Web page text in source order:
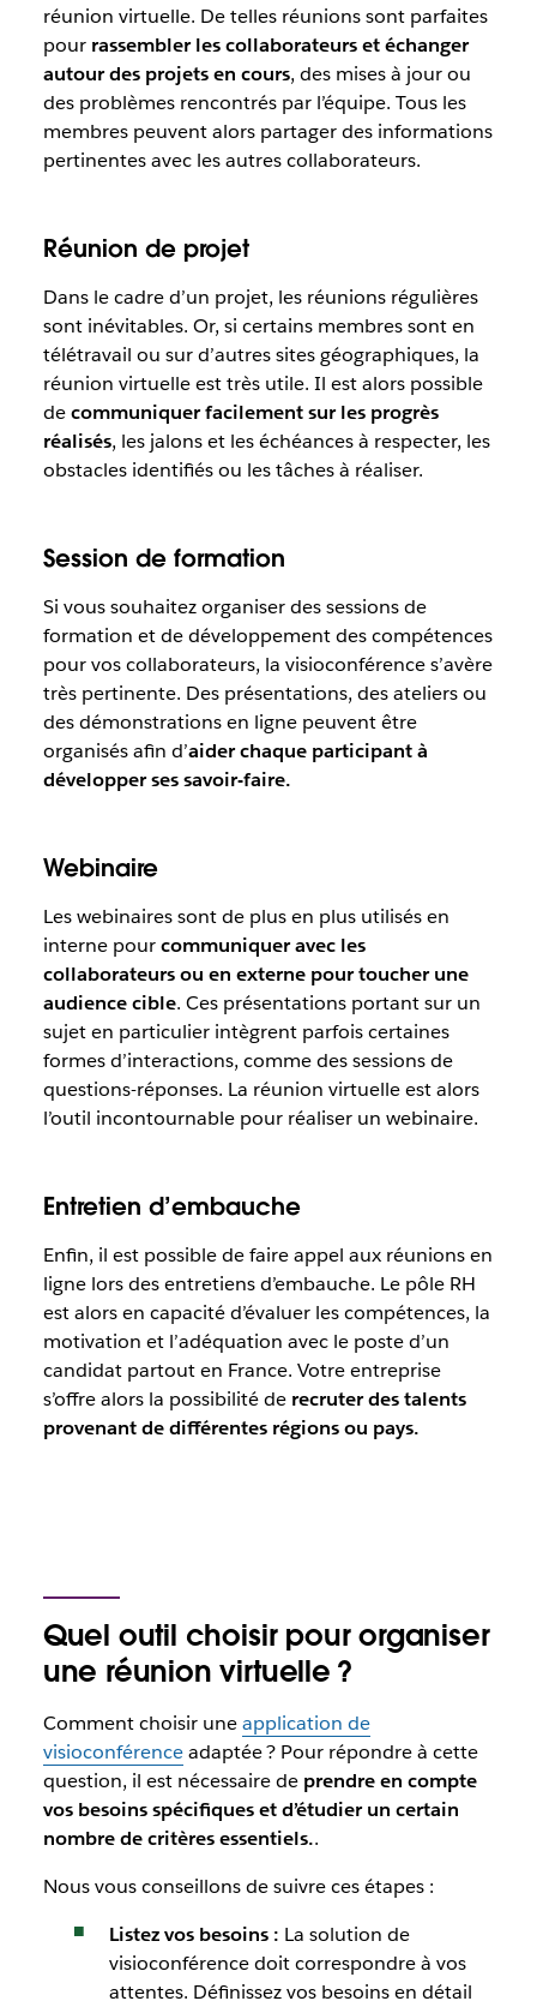
réunion virtuelle. De telles réunions sont parfaites
pourrassembler les collaborateurs et échanger
autour des projets en cours, des mises à jour ou
des problèmes rencontrés par l’équipe. Tous les
membres peuvent alors partager des informations
pertinentes avec les autres collaborateurs.
Réunion de projet
Dans le cadre d’un projet, les réunions régulières
sont inévitables. Or, si certains membres sont en
télétravail ou sur d’autres sites géographiques, la
réunion virtuelle est très utile. Il est alors possible
decommuniquer facilement sur les progrès
réalisés, les jalons et les échéances à respecter, les
obstacles identifiés ou les tâches à réaliser.
Session de formation
Si vous souhaitez organiser des sessions de
formation et de développement des compétences
pour vos collaborateurs, la visioconférence s’avère
très pertinente. Des présentations, des ateliers ou
des démonstrations en ligne peuvent être
organisés afin d’aider chaque participant à
développer ses savoir-faire.
Webinaire
Les webinaires sont de plus en plus utilisés en
interne pourcommuniquer avec les
collaborateurs ou en externe pour toucher une
audience cible. Ces présentations portant sur un
sujet en particulier intègrent parfois certaines
formes d’interactions, comme des sessions de
questions-réponses. La réunion virtuelle est alors
l’outil incontournable pour réaliser un webinaire.
Entretien d’embauche
Enfin, il est possible de faire appel aux réunions en
ligne lors des entretiens d’embauche. Le pôle RH
est alors en capacité d’évaluer les compétences, la
motivation et l’adéquation avec le poste d’un
candidat partout en France. Votre entreprise
s’offre alors la possibilité de recruter des talents
provenant de différentes régions ou pays.
Quel outil choisir pour organiser
une réunion virtuelle ?
Comment choisir uneapplication de
visioconférenceadaptée ? Pour répondre à cette
question, il est nécessaire de prendre en compte
vos besoins spécifiques et d’étudier un certain
nombre de critères essentiels..
Nous vous conseillons de suivre ces étapes :
Listez vos besoins : La solution de
visioconférence doit correspondre à vos
attentes. Définissez vos besoins en détail